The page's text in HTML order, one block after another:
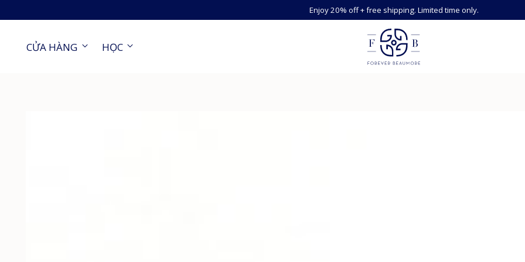
Enjoy 20% off + free shipping. Limited time only.
CỬA HÀNG HỌC